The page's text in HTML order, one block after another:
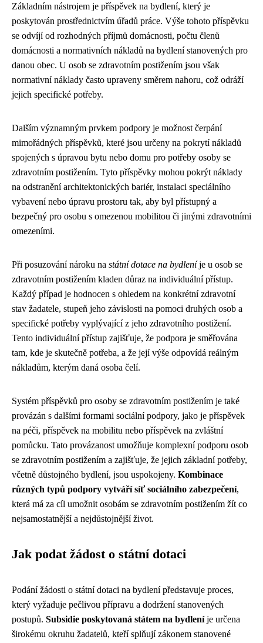
Základním nástrojem je příspěvek na bydlení, který je
poskytován prostřednictvím úřadů práce. Výše tohoto příspěvku
se odvíjí od rozhodných příjmů domácnosti, počtu členů
domácnosti a normativních nákladů na bydlení stanovených pro
danou obec. U osob se zdravotním postižením jsou však
normativní náklady často upraveny směrem nahoru, což odráží
jejich specifické potřeby.
Dalším významným prvkem podpory je možnost čerpání
mimořádných příspěvků, které jsou určeny na pokrytí nákladů
spojených s úpravou bytu nebo domu pro potřeby osoby se
zdravotním postižením. Tyto příspěvky mohou pokrýt náklady
na odstranění architektonických bariér, instalaci speciálního
vybavení nebo úpravu prostoru tak, aby byl přístupný a
bezpečný pro osobu s omezenou mobilitou či jinými zdravotními
omezeními.
Při posuzování nároku na státní dotace na bydleníje u osob se
zdravotním postižením kladen důraz na individuální přístup.
Každý případ je hodnocen s ohledem na konkrétní zdravotní
stav žadatele, stupeň jeho závislosti na pomoci druhých osob a
specifické potřeby vyplývající z jeho zdravotního postižení.
Tento individuální přístup zajišťuje, že podpora je směřována
tam, kde je skutečně potřeba, a že její výše odpovídá reálným
nákladům, kterým daná osoba čelí.
Systém příspěvků pro osoby se zdravotním postižením je také
provázán s dalšími formami sociální podpory, jako je příspěvek
na péči, příspěvek na mobilitu nebo příspěvek na zvláštní
pomůcku. Tato provázanost umožňuje komplexní podporu osob
se zdravotním postižením a zajišťuje, že jejich základní potřeby,
včetně důstojného bydlení, jsou uspokojeny. Kombinace
různých typů podpory vytváří síť sociálního zabezpečení,
která má za cíl umožnit osobám se zdravotním postižením žít co
nejsamostatnější a nejdůstojnější život.
Jak podat žádost o státní dotaci
Podání žádosti o státní dotaci na bydlení představuje proces,
který vyžaduje pečlivou přípravu a dodržení stanovených
postupů. Subsidie poskytovaná státem na bydleníje určena
širokému okruhu žadatelů, kteří splňují zákonem stanovené